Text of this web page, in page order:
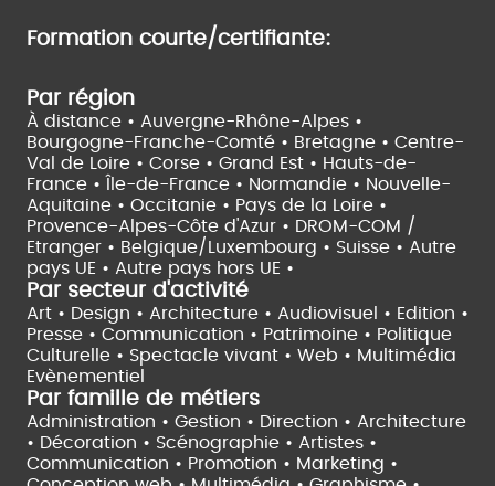
Formation courte/certifiante:
Par région
À distance • Auvergne-Rhône-Alpes •
Bourgogne-Franche-Comté • Bretagne • Centre-
Val de Loire • Corse • Grand Est • Hauts-de-
France •
Île-de-France • Normandie • Nouvelle-
Aquitaine • Occitanie • Pays de la Loire •
Provence-Alpes-Côte d'Azur • DROM-COM /
Etranger • Belgique/Luxembourg • Suisse • Autre
pays UE • Autre pays hors UE •
Par secteur d'activité
Art • Design • Architecture • Audiovisuel • Edition •
Presse • Communication • Patrimoine • Politique
Culturelle • Spectacle vivant • Web • Multimédia
Evènementiel
Par famille de métiers
Administration • Gestion • Direction • Architecture
• Décoration • Scénographie • Artistes •
Communication • Promotion • Marketing •